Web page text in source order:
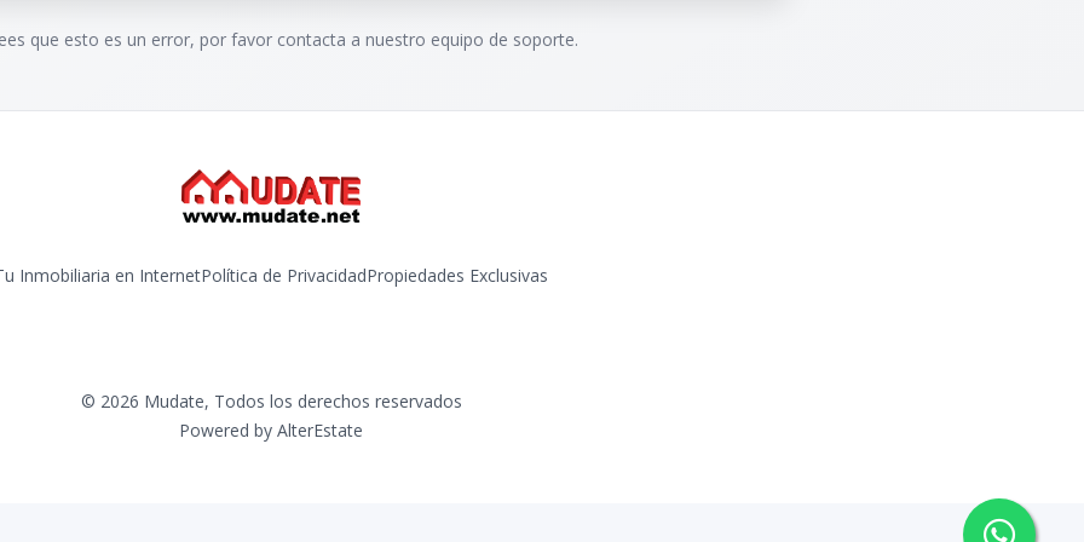
que esto es un error, por favor contacta a nuestro equipo de soporte.
Inmobiliaria en InternetPolítica de PrivacidadPropiedades Exclusivas
© 2026 Mudate, Todos los derechos reservados
Powered by AlterEstate